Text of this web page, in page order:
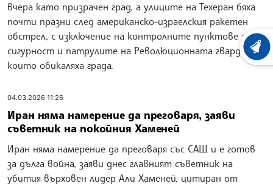
вчера като призрачен град, а улиците на Техеран бяха
почти празни след американско-израелския ракетен
обстрел, с изключение на контролните пунктове за
сигурност и патрулите на Революционната гвардия,
които обикаляха града.
04.03.2026 11:26
Иран няма намерение да преговаря, заяви
съветник на покойния Хаменей
Иран няма намерение да преговаря със САЩ и е готов
за дълга война, заяви днес главният съветник на
убития върховен лидер Али Хаменей, цитиран от